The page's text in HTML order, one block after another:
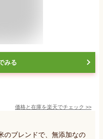
みる
価格と在庫を楽天でチェック >>
のブレンドで、無添加なの